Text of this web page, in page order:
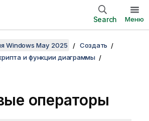
Search Меню
Windows May 2025
Создать
и функции диаграммы
операторы